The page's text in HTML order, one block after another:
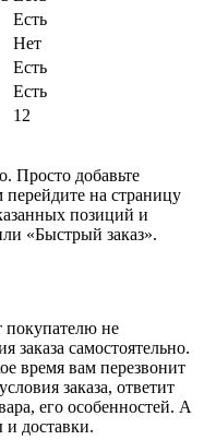
Есть
Нет
Есть
Есть
12
Просто добавьте
на страницу
позиций и
«Быстрый заказ».
покупателю не
заказа самостоятельно.
время вам перезвонит
заказа, ответит
его особенностей. А
и доставки.